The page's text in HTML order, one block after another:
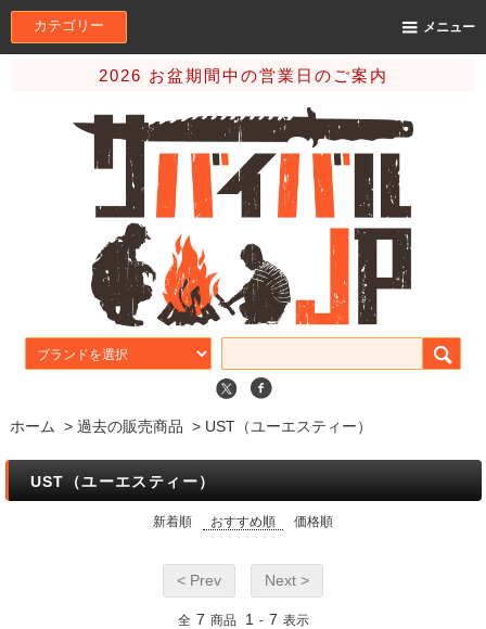
カテゴリー メニュー
2026 お盆期間中の営業日のご案内
ホーム > 過去の販売商品 > UST（ユーエスティー）
UST（ユーエスティー）
新着順 おすすめ順 価格順
< Prev Next >
全 7 商品 1 - 7 表示